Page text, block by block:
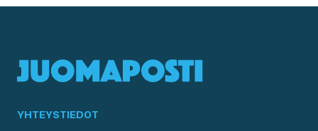
YHTEYSTIEDOT